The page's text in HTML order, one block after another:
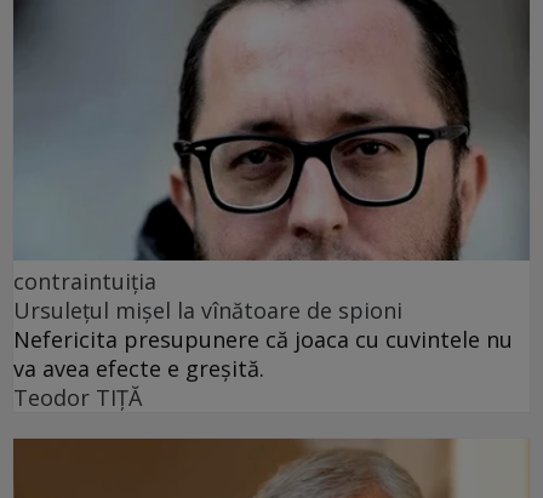
contraintuiția
Ursulețul mișel la vînătoare de spioni
Nefericita presupunere că joaca cu cuvintele nu
va avea efecte e greșită.
Teodor TIŢĂ